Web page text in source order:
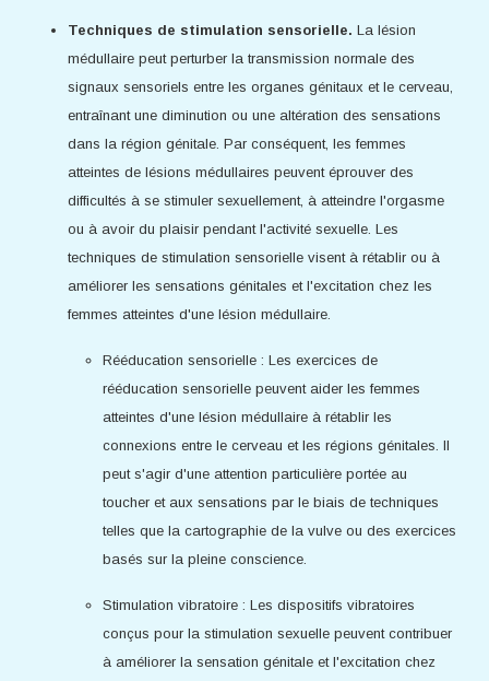
Techniques de stimulation sensorielle. La lésion
médullaire peut perturber la transmission normale des
signaux sensoriels entre les organes génitaux et le cerveau,
entraînant une diminution ou une altération des sensations
dans la région génitale. Par conséquent, les femmes
atteintes de lésions médullaires peuvent éprouver des
difficultés à se stimuler sexuellement, à atteindre l'orgasme
ou à avoir du plaisir pendant l'activité sexuelle. Les
techniques de stimulation sensorielle visent à rétablir ou à
améliorer les sensations génitales et l'excitation chez les
femmes atteintes d'une lésion médullaire.
Rééducation sensorielle : Les exercices de
rééducation sensorielle peuvent aider les femmes
atteintes d'une lésion médullaire à rétablir les
connexions entre le cerveau et les régions génitales. Il
peut s'agir d'une attention particulière portée au
toucher et aux sensations par le biais de techniques
telles que la cartographie de la vulve ou des exercices
basés sur la pleine conscience.
Stimulation vibratoire : Les dispositifs vibratoires
conçus pour la stimulation sexuelle peuvent contribuer
à améliorer la sensation génitale et l'excitation chez